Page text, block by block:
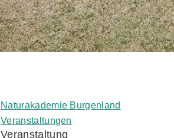
Naturakademie Burgenland
Veranstaltungen
Veranstaltung